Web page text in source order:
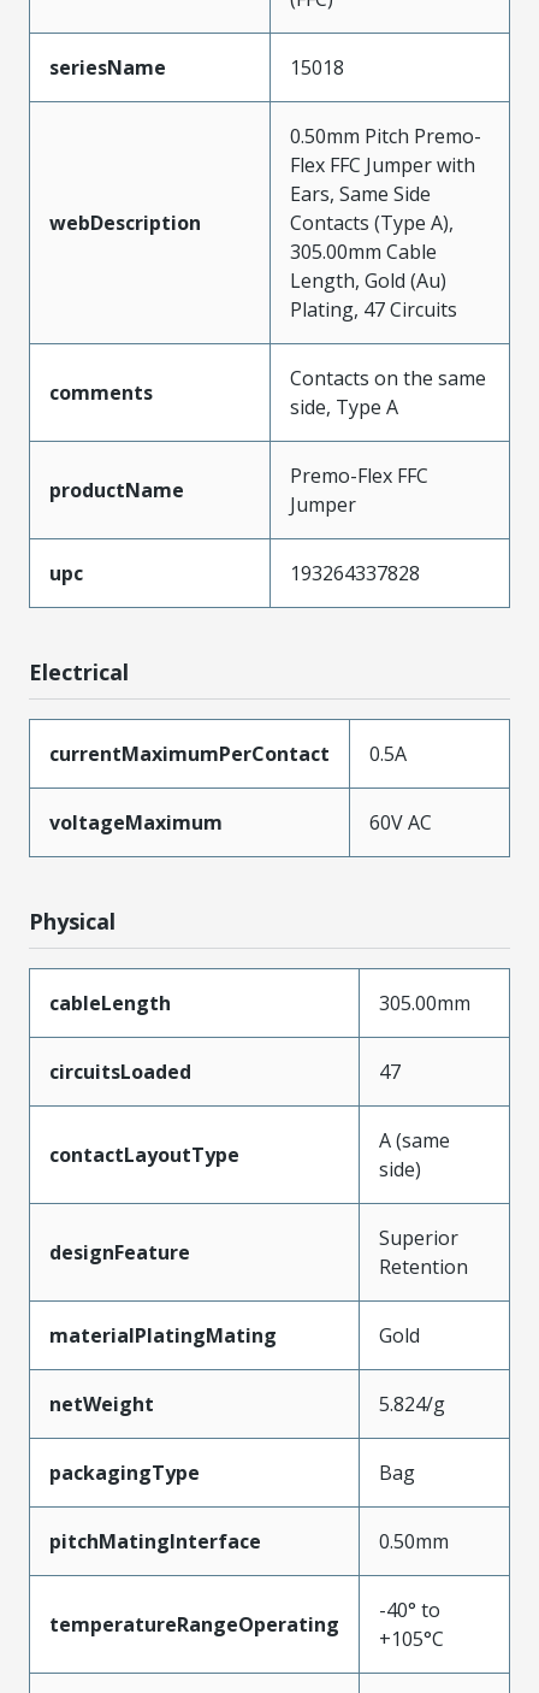
seriesName 15018
webDescription
0.50mm Pitch Premo-
Flex FFC Jumper with
Ears, Same Side
Contacts (Type A),
305.00mm Cable
Length, Gold (Au)
Plating, 47 Circuits
comments
Contacts on the same
side, Type A
productName
Premo-Flex FFC
Jumper
upc 193264337828
Electrical
currentMaximumPerContact 0.5A
voltageMaximum 60V AC
Physical
cableLength 305.00mm
circuitsLoaded 47
contactLayoutType
A (same
side)
designFeature
Superior
Retention
materialPlatingMating Gold
netWeight 5.824/g
packagingType Bag
pitchMatingInterface 0.50mm
temperatureRangeOperating
-40° to
+105°C